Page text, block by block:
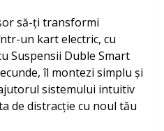
să-ți transformi
un kart electric, cu
Suspensii Duble Smart
îl montezi simplu și
sistemului intuitiv
de distracție cu noul tău